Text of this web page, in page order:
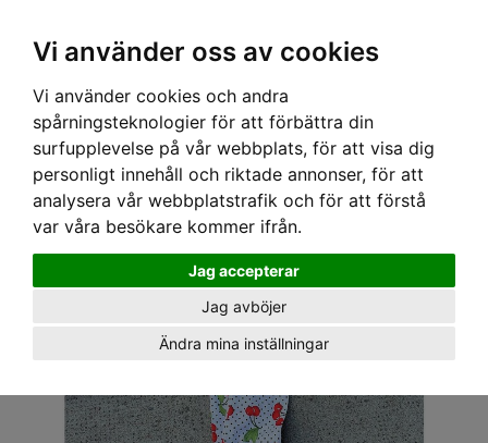
Vi använder oss av cookies
Vi använder cookies och andra
spårningsteknologier för att förbättra din
surfupplevelse på vår webbplats, för att visa dig
personligt innehåll och riktade annonser, för att
analysera vår webbplatstrafik och för att förstå
var våra besökare kommer ifrån.
Jag accepterar
Jag avböjer
Ändra mina inställningar
Hem› ACCESSOARER ›HÅRACCESSOARER › STÅLTRÅDS BANDANA SMAL - CHERRY
SMAL VIT